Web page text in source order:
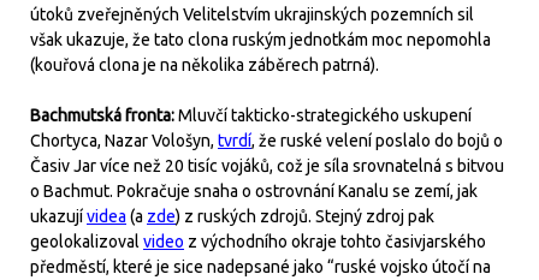
útoků zveřejněných Velitelstvím ukrajinských pozemních sil
však ukazuje, že tato clona ruským jednotkám moc nepomohla
(kouřová clona je na několika záběrech patrná).
Bachmutská fronta:Mluvčí takticko-strategického uskupení
Chortyca, Nazar Vološyn, tvrdí, že ruské velení poslalo do bojů o
Časiv Jar více než 20 tisíc vojáků, což je síla srovnatelná s bitvou
o Bachmut. Pokračuje snaha o ostrovnání Kanalu se zemí, jak
ukazujívidea (a zde) z ruských zdrojů. Stejný zdroj pak
geolokalizoval video z východního okraje tohto časivjarského
předměstí, které je sice nadepsané jako “ruské vojsko útočí na